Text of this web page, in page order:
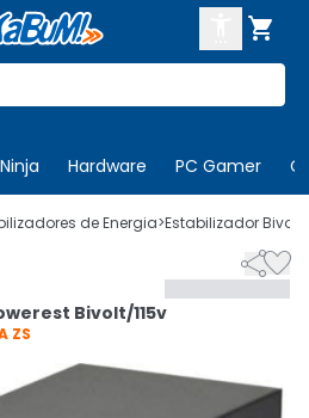

Hardware PC Gamer
SE
de Energia>Estabilizador Bivolt

Bivolt/115v
ZS